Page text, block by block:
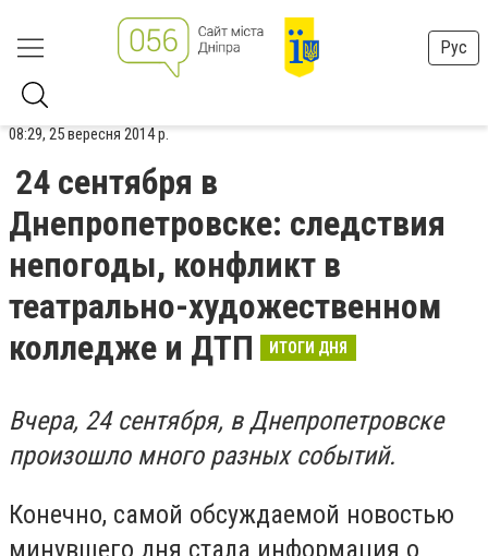
Рус
08:29, 25 вересня 2014 р.
24 сентября в
Днепропетровске: следствия
непогоды, конфликт в
театрально-художественном
колледже и ДТП
ИТОГИ ДНЯ
Вчера, 24 сентября, в Днепропетровске
произошло много разных событий.
Конечно, самой обсуждаемой новостью
минувшего дня стала информация о